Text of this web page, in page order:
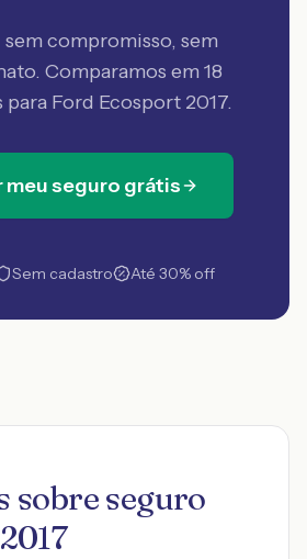
compromisso, sem
Comparamos em 18
para Ford Ecosport 2017.
meu seguro grátis
Sem cadastro Até 30% off
sobre seguro